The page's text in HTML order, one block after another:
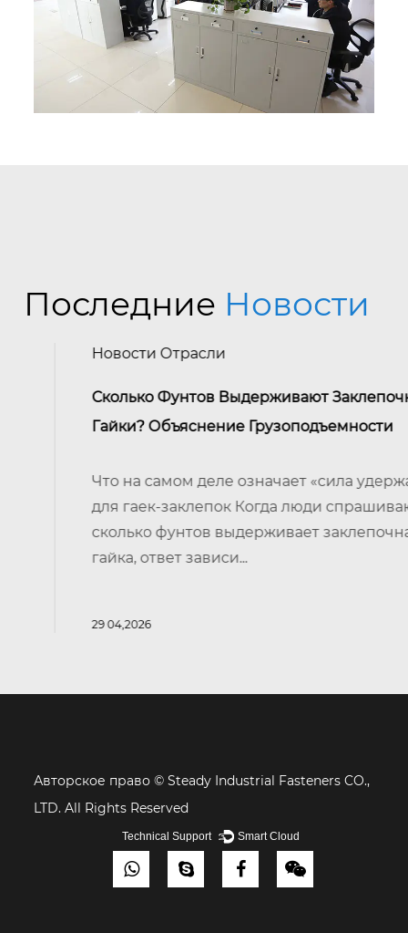
Последние Новости
Новости Отрасли
Сколько Фунтов Выдерживают Заклепочные
Гайки? Объяснение Грузоподъемности
Что на самом деле означает «сила удержания»
для гаек-заклепок Когда люди спрашивают,
сколько фунтов выдерживает заклепочная
гайка, ответ зависи...
Авторское право ©Steady Industrial Fasteners CO.,
LTD. All Rights Reserved
Technical Support ： Smart Cloud